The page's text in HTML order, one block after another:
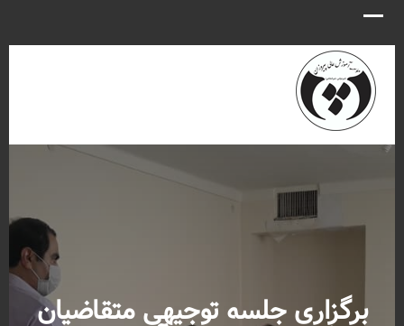
برگزاری جلسه توجیهی متقاضیان